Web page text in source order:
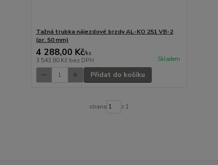
Tažná trubka nájezdové brzdy AL-KO 251 VB-2
(pr. 50 mm)
4 288,00 Kč/ks
3 543,80 Kč bez DPH Skladem
Přidat do košíku
strana z 1